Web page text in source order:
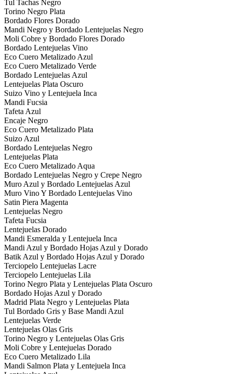
Tul Tachas Negro
Torino Negro Plata
Bordado Flores Dorado
Mandi Negro y Bordado Lentejuelas Negro
Moli Cobre y Bordado Flores Dorado
Bordado Lentejuelas Vino
Eco Cuero Metalizado Azul
Eco Cuero Metalizado Verde
Bordado Lentejuelas Azul
Lentejuelas Plata Oscuro
Suizo Vino y Lentejuela Inca
Mandi Fucsia
Tafeta Azul
Encaje Negro
Eco Cuero Metalizado Plata
Suizo Azul
Bordado Lentejuelas Negro
Lentejuelas Plata
Eco Cuero Metalizado Aqua
Bordado Lentejuelas Negro y Crepe Negro
Muro Azul y Bordado Lentejuelas Azul
Muro Vino Y Bordado Lentejuelas Vino
Satin Piera Magenta
Lentejuelas Negro
Tafeta Fucsia
Lentejuelas Dorado
Mandi Esmeralda y Lentejuela Inca
Mandi Azul y Bordado Hojas Azul y Dorado
Batik Azul y Bordado Hojas Azul y Dorado
Terciopelo Lentejuelas Lacre
Terciopelo Lentejuelas Lila
Torino Negro Plata y Lentejuelas Plata Oscuro
Bordado Hojas Azul y Dorado
Madrid Plata Negro y Lentejuelas Plata
Tul Bordado Gris y Base Mandi Azul
Lentejuelas Verde
Lentejuelas Olas Gris
Torino Negro y Lentejuelas Olas Gris
Moli Cobre y Lentejuelas Dorado
Eco Cuero Metalizado Lila
Mandi Salmon Plata y Lentejuela Inca